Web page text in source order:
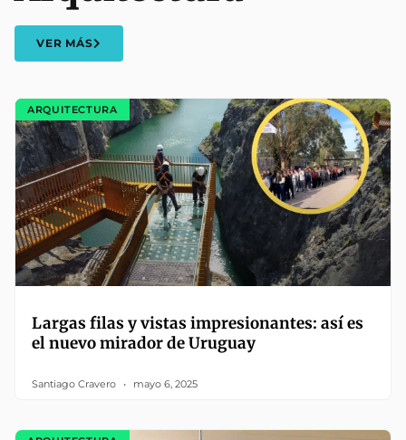
VER MÁS
ARQUITECTURA
Largas filas y vistas impresionantes: así es
el nuevo mirador de Uruguay
Santiago Cravero mayo 6, 2025